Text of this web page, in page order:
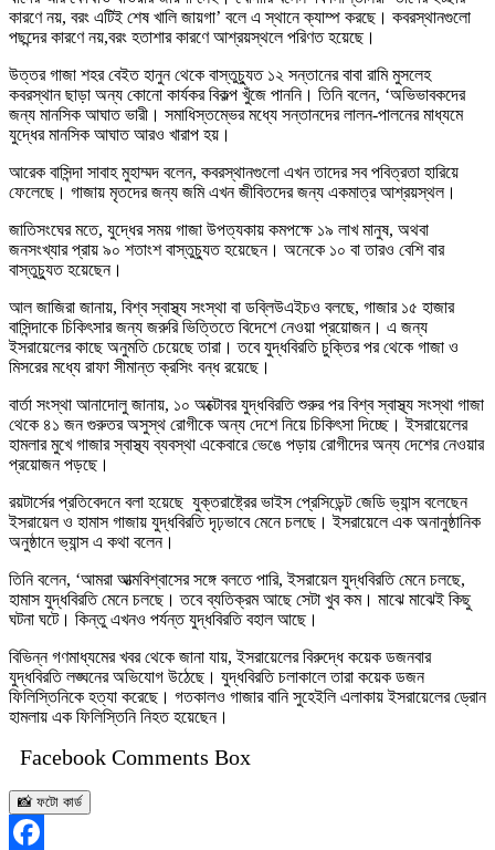
কারণে নয়, বরং এটিই শেষ খালি জায়গা’ বলে এ স্থানে ক্যাম্প করছে। কবরস্থানগুলো
পছন্দের কারণে নয়,বরং হতাশার কারণে আশ্রয়স্থলে পরিণত হয়েছে।
উত্তর গাজা শহর বেইত হানুন থেকে বাস্তুচ্যুত ১২ সন্তানের বাবা রামি মুসলেহ
কবরস্থান ছাড়া অন্য কোনো কার্যকর বিকল্প খুঁজে পাননি। তিনি বলেন, ‘অভিভাবকদের
জন্য মানসিক আঘাত ভারী। সমাধিস্তম্ভের মধ্যে সন্তানদের লালন-পালনের মাধ্যমে
যুদ্ধের মানসিক আঘাত আরও খারাপ হয়।
আরেক বাসিন্দা সাবাহ মুহাম্মদ বলেন, কবরস্থানগুলো এখন তাদের সব পবিত্রতা হারিয়ে
ফেলেছে। গাজায় মৃতদের জন্য জমি এখন জীবিতদের জন্য একমাত্র আশ্রয়স্থল।
জাতিসংঘের মতে, যুদ্ধের সময় গাজা উপত্যকায় কমপক্ষে ১৯ লাখ মানুষ, অথবা
জনসংখ্যার প্রায় ৯০ শতাংশ বাস্তুচ্যুত হয়েছেন। অনেকে ১০ বা তারও বেশি বার
বাস্তুচ্যুত হয়েছেন।
আল জাজিরা জানায়, বিশ্ব স্বাস্থ্য সংস্থা বা ডব্লিউএইচও বলছে, গাজার ১৫ হাজার
বাসিন্দাকে চিকিৎসার জন্য জরুরি ভিত্তিতে বিদেশে নেওয়া প্রয়োজন। এ জন্য
ইসরায়েলের কাছে অনুমতি চেয়েছে তারা। তবে যুদ্ধবিরতি চুক্তির পর থেকে গাজা ও
মিসরের মধ্যে রাফা সীমান্ত ক্রসিং বন্ধ রয়েছে।
বার্তা সংস্থা আনাদোলু জানায়, ১০ অক্টোবর যুদ্ধবিরতি শুরুর পর বিশ্ব স্বাস্থ্য সংস্থা গাজা
থেকে ৪১ জন গুরুতর অসুস্থ রোগীকে অন্য দেশে নিয়ে চিকিৎসা দিচ্ছে। ইসরায়েলের
হামলার মুখে গাজার স্বাস্থ্য ব্যবস্থা একেবারে ভেঙে পড়ায় রোগীদের অন্য দেশের নেওয়ার
প্রয়োজন পড়ছে।
রয়টার্সের প্রতিবেদনে বলা হয়েছে যুক্তরাষ্ট্রের ভাইস প্রেসিডেন্ট জেডি ভ্যান্স বলেছেন
ইসরায়েল ও হামাস গাজায় যুদ্ধবিরতি দৃঢ়ভাবে মেনে চলছে। ইসরায়েলে এক অনানুষ্ঠানিক
অনুষ্ঠানে ভ্যান্স এ কথা বলেন।
তিনি বলেন, ‘আমরা আত্মবিশ্বাসের সঙ্গে বলতে পারি, ইসরায়েল যুদ্ধবিরতি মেনে চলছে,
হামাস যুদ্ধবিরতি মেনে চলছে। তবে ব্যতিক্রম আছে সেটা খুব কম। মাঝে মাঝেই কিছু
ঘটনা ঘটে। কিন্তু এখনও পর্যন্ত যুদ্ধবিরতি বহাল আছে।
বিভিন্ন গণমাধ্যমের খবর থেকে জানা যায়, ইসরায়েলের বিরুদ্ধে কয়েক ডজনবার
যুদ্ধবিরতি লঙ্ঘনের অভিযোগ উঠেছে। যুদ্ধবিরতি চলাকালে তারা কয়েক ডজন
ফিলিস্তিনিকে হত্যা করেছে। গতকালও গাজার বানি সুহেইলি এলাকায় ইসরায়েলের ড্রোন
হামলায় এক ফিলিস্তিনি নিহত হয়েছেন।
Facebook Comments Box
📸 ফটো কার্ড